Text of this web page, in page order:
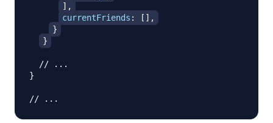
] ,
currentFriends : [ ] ,
}
}
// ...
}
// ...